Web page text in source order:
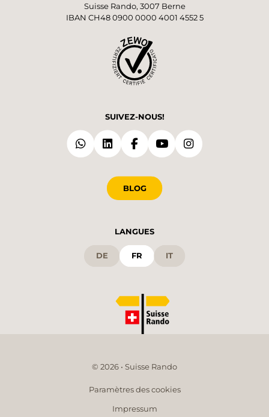
Suisse Rando, 3007 Berne
IBAN CH48 0900 0000 4001 4552 5
SUIVEZ-NOUS!
BLOG
LANGUES
DE FR IT
© 2026 • Suisse Rando
Paramètres des cookies
Impressum